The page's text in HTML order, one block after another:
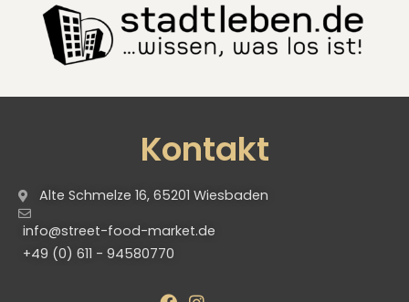
Kontakt
Alte Schmelze 16, 65201 Wiesbaden
info@street-food-market.de
+49 (0) 611 - 94580770